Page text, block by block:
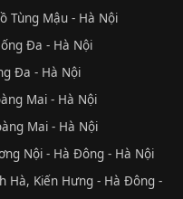
Tùng Mậu - Hà Nội
Đa - Hà Nội
Đa - Hà Nội
Mai - Hà Nội
Mai - Hà Nội
Nội - Hà Đông - Hà Nội
Hà, Kiến Hưng - Hà Đông -